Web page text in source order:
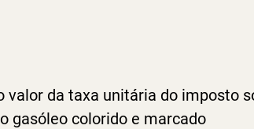
valor da taxa unitária do imposto
gasóleo colorido e marcado